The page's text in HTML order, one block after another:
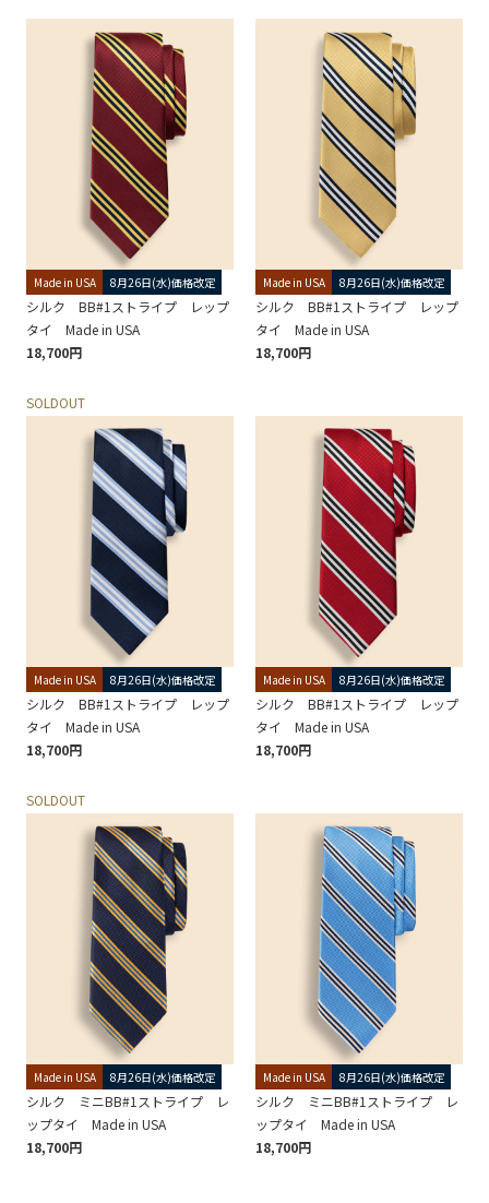
Made in USA 8月26日(水)価格改定
シルク BB#1ストライプ レップ
タイ Made in USA
18,700円
Made in USA 8月26日(水)価格改定
シルク BB#1ストライプ レップ
タイ Made in USA
18,700円
SOLDOUT
Made in USA 8月26日(水)価格改定
シルク BB#1ストライプ レップ
タイ Made in USA
18,700円
Made in USA 8月26日(水)価格改定
シルク BB#1ストライプ レップ
タイ Made in USA
18,700円
SOLDOUT
Made in USA 8月26日(水)価格改定
シルク ミニBB#1ストライプ レ
ップタイ Made in USA
18,700円
Made in USA 8月26日(水)価格改定
シルク ミニBB#1ストライプ レ
ップタイ Made in USA
18,700円